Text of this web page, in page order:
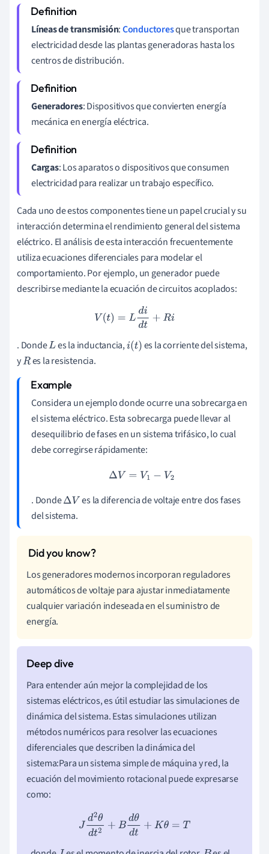
Líneas de transmisión:Conductoresque transportan
electricidad desde las plantas generadoras hasta los
centros de distribución.
Generadores: Dispositivos que convierten energía
mecánica en energía eléctrica.
Cargas: Los aparatos o dispositivos que consumen
electricidad para realizar un trabajo específico.
Cada uno de estos componentes tiene un papel crucial y su
interacción determina el rendimiento general del sistema
eléctrico. El análisis de esta interacción frecuentemente
utiliza ecuaciones diferenciales para modelar el
comportamiento. Por ejemplo, un generador puede
describirse mediante la ecuación de circuitos acoplados:
V t)= Ldidt+ Ri
. DondeL es la inductancia,i(t) es la corriente del sistema,
yR es la resistencia.
Considera un ejemplo donde ocurre una sobrecarga en
el sistema eléctrico. Esta sobrecarga puede llevar al
desequilibrio de fases en un sistema trifásico, lo cual
debe corregirse rápidamente:
Δ V= V1− V2
. DondeΔV
es la diferencia de voltaje entre dos fases
del sistema.
Los generadores modernos incorporan reguladores
automáticos de voltaje para ajustar inmediatamente
cualquier variación indeseada en el suministro de
energía.
Para entender aún mejor la complejidad de los
sistemas eléctricos, es útil estudiar las simulaciones de
dinámica del sistema. Estas simulaciones utilizan
métodos numéricos para resolver las ecuaciones
diferenciales que describen la dinámica del
sistema:Para un sistema simple de máquina y red, la
ecuación del movimiento rotacional puede expresarse
como:
Jd2 θd 2+Bd d +Kθ=